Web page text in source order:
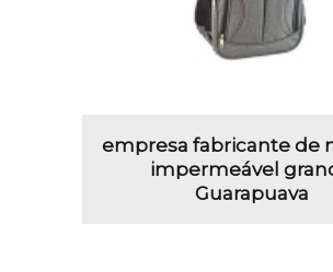
empresa fabricante de
impermeável
Guarapuava